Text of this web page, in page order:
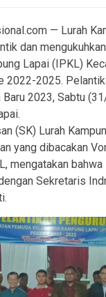
— Lurah
dan
Lapai (IPKL)
2022-2025.
Baru 2023, Sabtu
(SK) Lurah
yang dibacakan
mengatakan
Sekretaris